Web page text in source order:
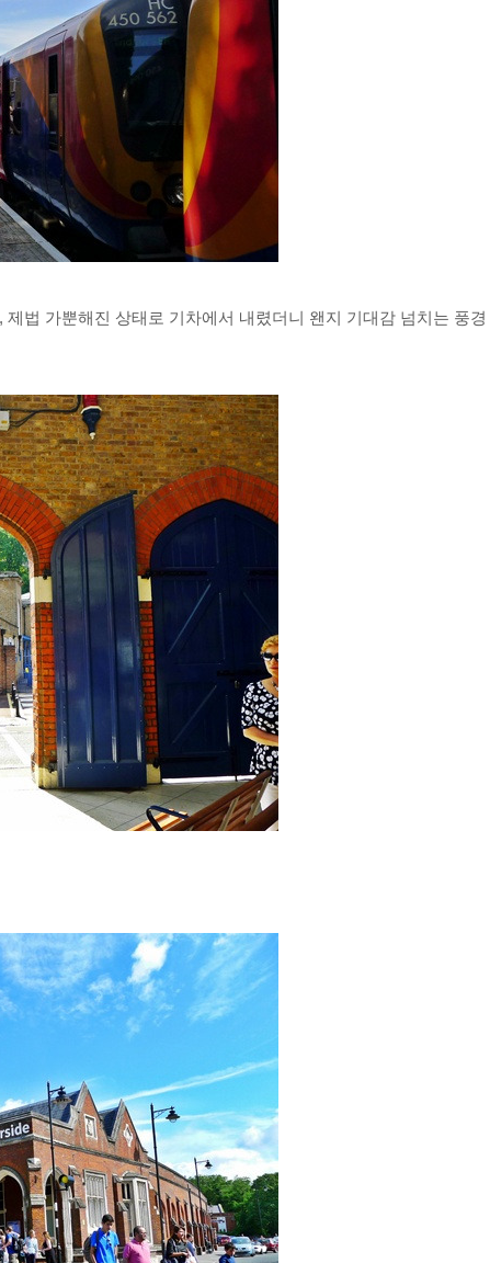
법 가뿐해진 상태로 기차에서 내렸더니 왠지 기대감 넘치는 풍경